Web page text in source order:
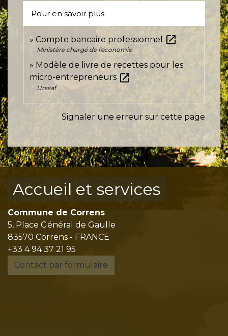
Pour en savoir plus
Compte bancaire professionnel open_in_new
Ministère chargé de l'économie
Modèle de livre de recettes pour les
micro-entrepreneurs open_in_new
Urssaf
Signaler une erreur sur cette page
Accueil et services
Commune de Correns
5, Place Général de Gaulle
83570 Correns - FRANCE
+33 4 94 37 21 95
Contact par formulaire